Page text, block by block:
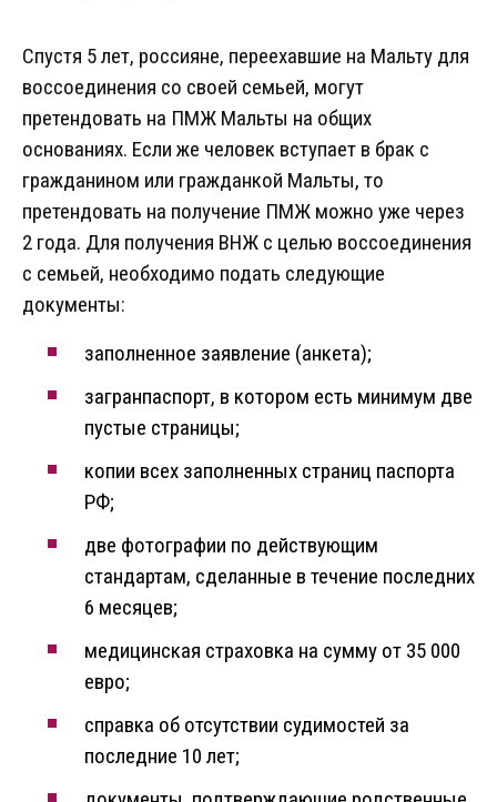
Спустя 5 лет, россияне, переехавшие на Мальту для
воссоединения со своей семьей, могут
претендовать на ПМЖ Мальты на общих
основаниях. Если же человек вступает в брак с
гражданином или гражданкой Мальты, то
претендовать на получение ПМЖ можно уже через
2 года. Для получения ВНЖ с целью воссоединения
с семьей, необходимо подать следующие
документы:
заполненное заявление (анкета);
загранпаспорт, в котором есть минимум две
пустые страницы;
копии всех заполненных страниц паспорта
РФ;
две фотографии по действующим
стандартам, сделанные в течение последних
6 месяцев;
медицинская страховка на сумму от 35 000
евро;
справка об отсутствии судимостей за
последние 10 лет;